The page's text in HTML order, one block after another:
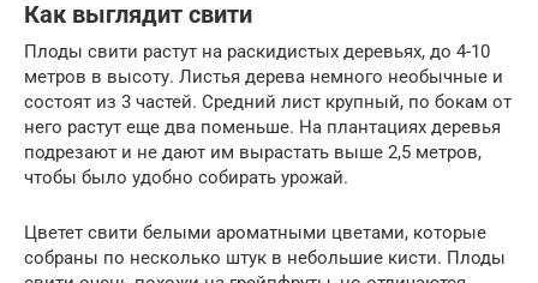
Как выглядит свити
Плоды свити растут на раскидистых деревьях, до 4-10
метров в высоту. Листья дерева немного необычные и
состоят из 3 частей. Средний лист крупный, по бокам от
него растут еще два поменьше. На плантациях деревья
подрезают и не дают им вырастать выше 2,5 метров,
чтобы было удобно собирать урожай.
Цветет свити белыми ароматными цветами, которые
собраны по несколько штук в небольшие кисти. Плоды